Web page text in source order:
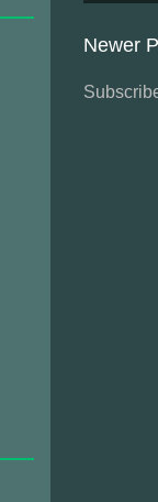
Newer